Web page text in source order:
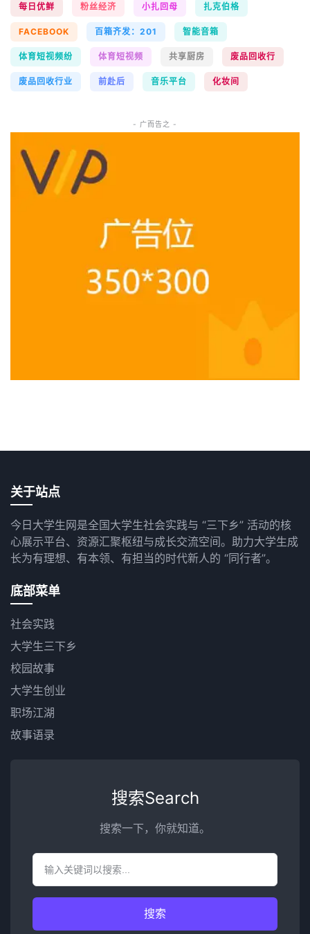
每日优鲜 粉丝经济 小扎回母 扎克伯格
FACEBOOK 百箱齐发：201 智能音箱
体育短视频纷 体育短视频 共享厨房 废品回收行
废品回收行业 前赴后 音乐平台 化妆间
- 广而告之 -
关于站点
今日大学生网是全国大学生社会实践与 “三下乡” 活动的核
心展示平台、资源汇聚枢纽与成长交流空间。助力大学生成
长为有理想、有本领、有担当的时代新人的 “同行者”。
底部菜单
社会实践
大学生三下乡
校园故事
大学生创业
职场江湖
故事语录
搜索Search
搜索一下，你就知道。
搜索